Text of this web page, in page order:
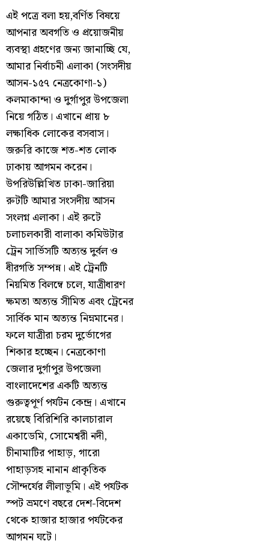
এই পত্রে বলা হয়,বর্ণিত বিষয়ে
আপনার অবগতি ও প্রয়োজনীয়
ব্যবস্থা গ্রহণের জন্য জানাচ্ছি যে,
আমার নির্বাচনী এলাকা (সংসদীয়
আসন-১৫৭ নেত্রকোণা-১)
কলমাকান্দা ও দুর্গাপুর উপজেলা
নিয়ে গঠিত। এখানে প্রায় ৮
লক্ষাধিক লোকের বসবাস।
জরুরি কাজে শত-শত লোক
ঢাকায় আগমন করেন।
উপরিউল্লিখিত ঢাকা-জারিয়া
রুটটি আমার সংসদীয় আসন
সংলগ্ন এলাকা। এই রুটে
চলাচলকারী বালাকা কমিউটার
ট্রেন সার্ভিসটি অত্যন্ত দুর্বল ও
ধীরগতি সম্পন্ন। এই ট্রেনটি
নিয়মিত বিলম্বে চলে, যাত্রীধারণ
ক্ষমতা অত্যন্ত সীমিত এবং ট্রেনের
সার্বিক মান অত্যন্ত নিম্নমানের।
ফলে যাত্রীরা চরম দুর্ভোগের
শিকার হচ্ছেন। নেত্রকোণা
জেলার দুর্গাপুর উপজেলা
বাংলাদেশের একটি অত্যন্ত
গুরুত্বপূর্ণ পর্যটন কেন্দ্র। এখানে
রয়েছে বিরিশিরি কালচারাল
একাডেমি, সোমেশ্বরী নদী,
চীনামাটির পাহাড়, গারো
পাহাড়সহ নানান প্রাকৃতিক
সৌন্দর্যের লীলাভূমি। এই পর্যটক
স্পট ভ্রমণে বছরে দেশ-বিদেশ
থেকে হাজার হাজার পর্যটকের
আগমন ঘটে।